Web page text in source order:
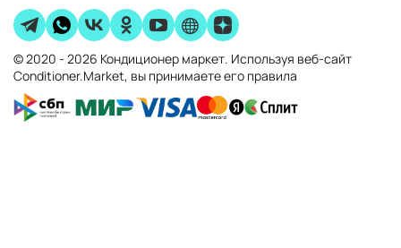
© 2020 - 2026 Кондиционер маркет. Используя веб-сайт
Conditioner.Market, вы принимаете его правила